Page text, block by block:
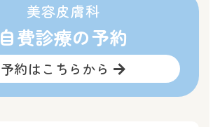
美容皮膚科
自費診療の予約
予約はこちらから